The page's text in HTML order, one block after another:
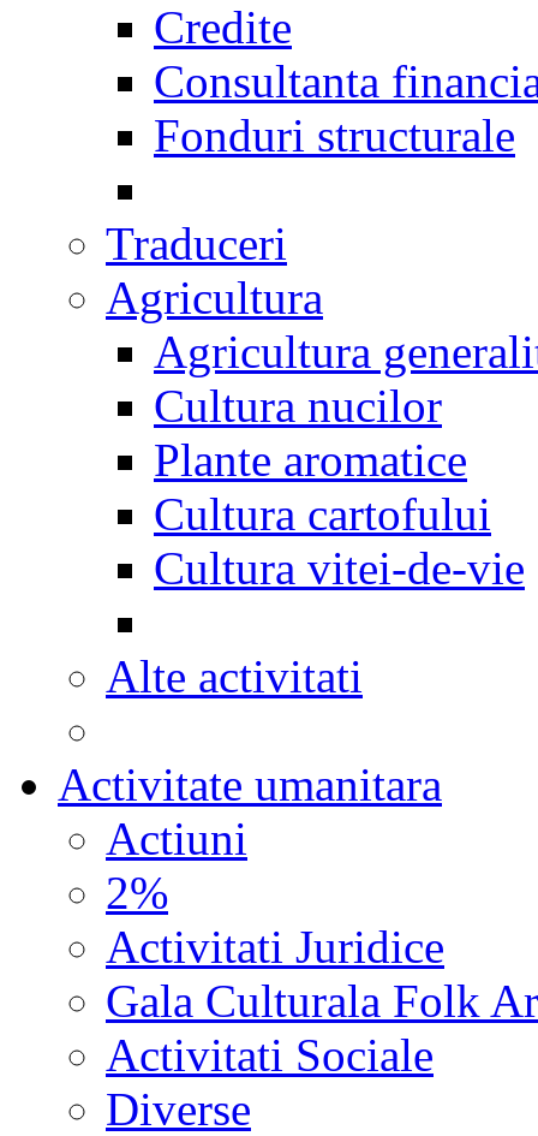
Credite
Consultanta
Fonduri structurale
Traduceri
Agricultura
Agricultura
Cultura nucilor
Plante aromatice
Cultura cartofului
Cultura vitei-de-vie
Alte activitati
Activitate umanitara
Actiuni
2%
Activitati Juridice
Gala Culturala Folk
Activitati Sociale
Diverse